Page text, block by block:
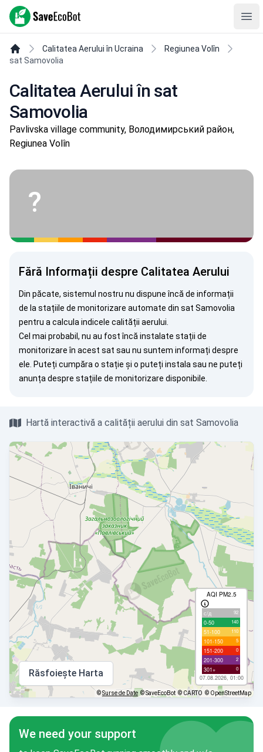
SaveEcoBot
Calitatea Aerului în Ucraina
Regiunea Volîn
sat Samovolia
Calitatea Aerului în sat
Samovolia
Pavlivska village community, Володимирський район,
Regiunea Volîn
?
Fără Informații despre Calitatea Aerului
Din păcate, sistemul nostru nu dispune încă de informații
de la stațiile de monitorizare automate din sat Samovolia
pentru a calcula indicele calității aerului.
Cel mai probabil, nu au fost încă instalate stații de
monitorizare în acest sat sau nu suntem informați despre
ele. Puteți cumpăra o stație și o puteți instala sau ne puteți
anunța despre stațiile de monitorizare disponibile.
Hartă interactivă a calității aerului din sat Samovolia
AQI PM2.5
с/д 92
0-50 140
51-100 110
101-150 5
151-200 0
201-300 2
301+ 0
07.08.2026, 01:00
Răsfoiește Harta
©Surse de Date © SaveEcoBot © CARTO © OpenStreetMap
We need your support